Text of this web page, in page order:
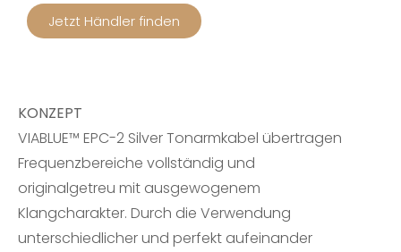
Jetzt Händler finden
KONZEPT
VIABLUE™ EPC-2 Silver Tonarmkabel übertragen
Frequenzbereiche vollständig und
originalgetreu mit ausgewogenem
Klangcharakter. Durch die Verwendung
unterschiedlicher und perfekt aufeinander